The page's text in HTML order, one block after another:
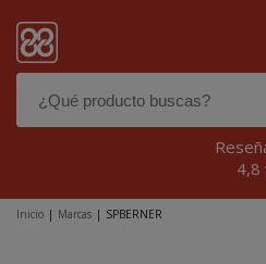
4,8
Inicio | Marcas | SPBERNER